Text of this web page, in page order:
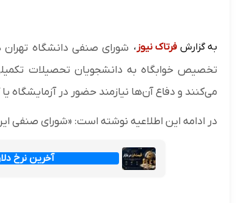
به گزارش فرتاک نیوز ، شورای صنفی دانشگاه تهران
تخصیص خوابگاه به دانشجویان تحصیلات
می‌کنند و دفاع آن‌ها نیازمند حضور در آزمایشگاه
در ادامه این اطلاعیه نوشته است: «شورای صنفی
آخرین نرخ